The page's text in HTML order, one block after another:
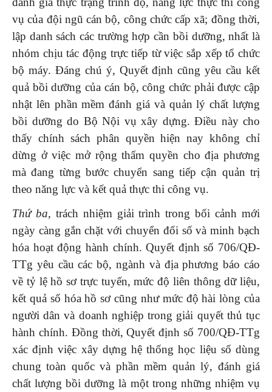
vụ của đội ngũ cán bộ, công chức cấp xã; đồng thời,
lập danh sách các trường hợp cần bồi dưỡng, nhất là
nhóm chịu tác động trực tiếp từ việc sắp xếp tổ chức
bộ máy. Đáng chú ý, Quyết định cũng yêu cầu kết
quả bồi dưỡng của cán bộ, công chức phải được cập
nhật lên phần mềm đánh giá và quản lý chất lượng
bồi dưỡng do Bộ Nội vụ xây dựng. Điều này cho
thấy chính sách phân quyền hiện nay không chỉ
dừng ở việc mở rộng thẩm quyền cho địa phương
mà đang từng bước chuyển sang tiếp cận quản trị
theo năng lực và kết quả thực thi công vụ.
Thứ ba, trách nhiệm giải trình trong bối cảnh mới
ngày càng gắn chặt với chuyển đổi số và minh bạch
hóa hoạt động hành chính. Quyết định số 706/QĐ-
TTg yêu cầu các bộ, ngành và địa phương báo cáo
về tỷ lệ hồ sơ trực tuyến, mức độ liên thông dữ liệu,
kết quả số hóa hồ sơ cũng như mức độ hài lòng của
người dân và doanh nghiệp trong giải quyết thủ tục
hành chính. Đồng thời, Quyết định số 700/QĐ-TTg
xác định việc xây dựng hệ thống học liệu số dùng
chung toàn quốc và phần mềm quản lý, đánh giá
chất lượng bồi dưỡng là một trong những nhiệm vụ